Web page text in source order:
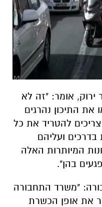
ירוק, אומר: "זה לא
את התיכון נהרגים
להטריד את כל
בדרכים ועליהם
המיותרות האלה
בהן".
"משרד התחבורה
את אופן הכשרת